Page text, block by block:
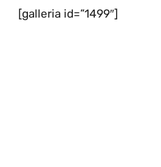
[galleria id=”1499″]